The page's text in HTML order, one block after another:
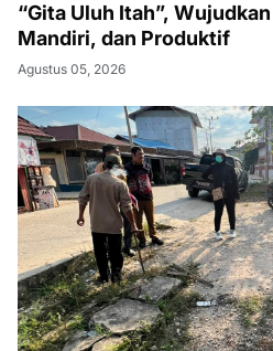
“Gita Uluh Itah”,
Mandiri, dan Produktif
Agustus 05, 2026